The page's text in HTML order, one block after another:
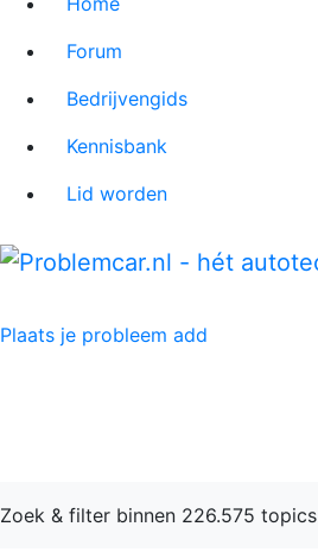
Forum
Bedrijvengids
Kennisbank
Lid worden
Plaats je probleem add
Zoek & filter binnen 226.575 topics